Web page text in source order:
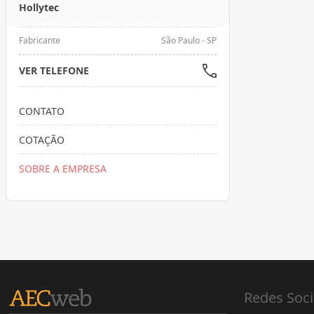
Hollytec
Fabricante São Paulo - SP
VER TELEFONE
CONTATO
COTAÇÃO
SOBRE A EMPRESA
Redes